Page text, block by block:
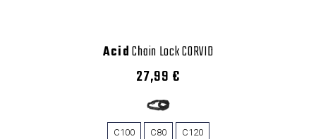
AcidChain Lock CORVID
27,99 €
C100 C80 C120